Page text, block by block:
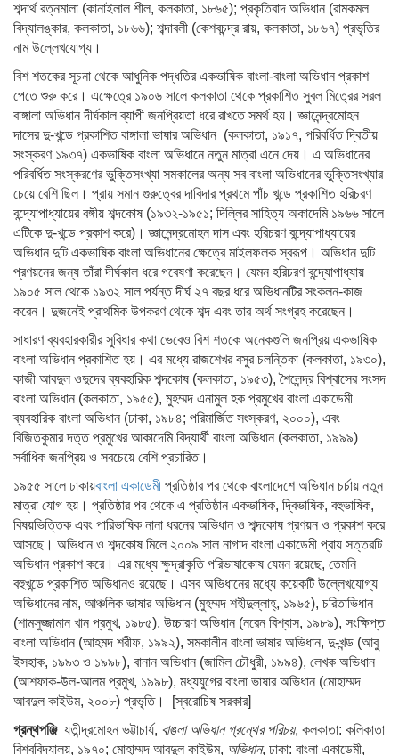
শব্দার্থ রত্নমালা (কানাইলাল শীল, কলকাতা, ১৮৬৫); প্রকৃতিবাদ অভিধান (রামকমল
বিদ্যালঙ্কার, কলকাতা, ১৮৬৬); শব্দাবলী (কেশবচন্দ্র রায়, কলকাতা, ১৮৬৭) প্রভৃতির
নাম উল্লেখযোগ্য।
বিশ শতকের সূচনা থেকে আধুনিক পদ্ধতির একভাষিক বাংলা-বাংলা অভিধান প্রকাশ
পেতে শুরু করে। এক্ষেত্রে ১৯০৬ সালে কলকাতা থেকে প্রকাশিত সুবল মিত্রের সরল
বাঙ্গালা অভিধান দীর্ঘকাল ব্যাপী জনপ্রিয়তা ধরে রাখতে সমর্থ হয়। জ্ঞানেন্দ্রমোহন
দাসের দু-খন্ডে প্রকাশিত বাঙ্গালা ভাষার অভিধান (কলকাতা, ১৯১৭, পরিবর্ধিত দ্বিতীয়
সংস্করণ ১৯৩৭) একভাষিক বাংলা অভিধানে নতুন মাত্রা এনে দেয়। এ অভিধানের
পরিবর্ধিত সংস্করণের ভুক্তিসংখ্যা সমকালের অন্য সব বাংলা অভিধানের ভুক্তিসংখ্যার
চেয়ে বেশি ছিল। প্রায় সমান গুরুত্বের দাবিদার প্রথমে পাঁচ খন্ডে প্রকাশিত হরিচরণ
বন্দ্যোপাধ্যায়ের বঙ্গীয় শব্দকোষ (১৯৩২-১৯৫১; দিল্লির সাহিত্য অকাদেমি ১৯৬৬ সালে
এটিকে দু-খন্ডে প্রকাশ করে)। জ্ঞানেন্দ্রমোহন দাস এবং হরিচরণ বন্দ্যোপাধ্যায়ের
অভিধান দুটি একভাষিক বাংলা অভিধানের ক্ষেত্রে মাইলফলক স্বরূপ। অভিধান দুটি
প্রণয়নের জন্য তাঁরা দীর্ঘকাল ধরে গবেষণা করেছেন। যেমন হরিচরণ বন্দ্যোপাধ্যায়
১৯০৫ সাল থেকে ১৯৩২ সাল পর্যন্ত দীর্ঘ ২৭ বছর ধরে অভিধানটির সংকলন-কাজ
করেন। দুজনেই প্রাথমিক উপকরণ থেকে শব্দ এবং তার অর্থ সংগ্রহ করেছেন।
সাধারণ ব্যবহারকারীর সুবিধার কথা ভেবেও বিশ শতকে অনেকগুলি জনপ্রিয় একভাষিক
বাংলা অভিধান প্রকাশিত হয়। এর মধ্যে রাজশেখর বসুর চলন্তিকা (কলকাতা, ১৯৩০),
কাজী আবদুল ওদুদের ব্যবহারিক শব্দকোষ (কলকাতা, ১৯৫৩), শৈলেন্দ্র বিশ্বাসের সংসদ
বাংলা অভিধান (কলকাতা, ১৯৫৫), মুহম্মদ এনামুল হক প্রমুখের বাংলা একাডেমী
ব্যবহারিক বাংলা অভিধান (ঢাকা, ১৯৮৪; পরিমার্জিত সংস্করণ, ২০০০), এবং
বিজিতকুমার দত্ত প্রমুখের আকাদেমি বিদ্যার্থী বাংলা অভিধান (কলকাতা, ১৯৯৯)
সর্বাধিক জনপ্রিয় ও সবচেয়ে বেশি প্রচারিত।
১৯৫৫ সালে ঢাকায়বাংলা একাডেমী প্রতিষ্ঠার পর থেকে বাংলাদেশে অভিধান চর্চায় নতুন
মাত্রা যোগ হয়। প্রতিষ্ঠার পর থেকে এ প্রতিষ্ঠান একভাষিক, দ্বিভাষিক, বহুভাষিক,
বিষয়ভিত্তিক এবং পারিভাষিক নানা ধরনের অভিধান ও শব্দকোষ প্রণয়ন ও প্রকাশ করে
আসছে। অভিধান ও শব্দকোষ মিলে ২০০৯ সাল নাগাদ বাংলা একাডেমী প্রায় সত্তরটি
অভিধান প্রকাশ করে। এর মধ্যে ক্ষুদ্রাকৃতি পরিভাষাকোষ যেমন রয়েছে, তেমনি
বহুখন্ডে প্রকাশিত অভিধানও রয়েছে। এসব অভিধানের মধ্যে কয়েকটি উল্লেখযোগ্য
অভিধানের নাম, আঞ্চলিক ভাষার অভিধান (মুহম্মদ শহীদুল্লাহ্, ১৯৬৫), চরিতাভিধান
(শামসুজ্জামান খান প্রমুখ, ১৯৮৫), উচ্চারণ অভিধান (নরেন বিশ্বাস, ১৯৮৯), সংক্ষিপ্ত
বাংলা অভিধান (আহমদ শরীফ, ১৯৯২), সমকালীন বাংলা ভাষার অভিধান, দু-খন্ড (আবু
ইসহাক, ১৯৯৩ ও ১৯৯৮), বানান অভিধান (জামিল চৌধুরী, ১৯৯৪), লেখক অভিধান
(আশফাক-উল-আলম প্রমুখ, ১৯৯৮), মধ্যযুগের বাংলা ভাষার অভিধান (মোহাম্মদ
আবদুল কাইউম, ২০০৮) প্রভৃতি। [স্বরোচিষ সরকার]
গ্রন্থপঞ্জিযতীন্দ্রমোহন ভট্টাচার্য, বাঙলা অভিধান গ্রন্থের পরিচয়, কলকাতা: কলিকাতা
বিশ্ববিদ্যালয়, ১৯৭০; মোহাম্মদ আবদুল কাইউম, অভিধান, ঢাকা: বাংলা একাডেমী,